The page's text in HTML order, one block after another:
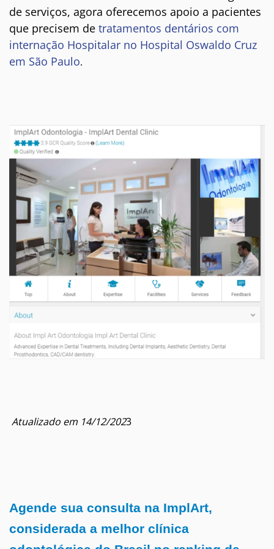
de serviços, agora oferecemos apoio a pacientes
que precisem de tratamentos dentários com
internação Hospitalar no Hospital Oswaldo Cruz
em São Paulo.
Atualizado em 14/12/2023
Agende sua consulta na ImplArt,
considerada a melhor clínica